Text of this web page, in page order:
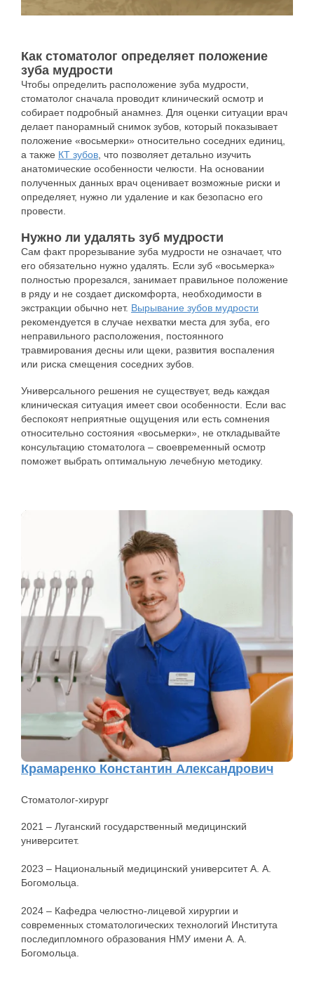
Как стоматолог определяет положение
зуба мудрости
Чтобы определить расположение зуба мудрости,
стоматолог сначала проводит клинический осмотр и
собирает подробный анамнез. Для оценки ситуации врач
делает панорамный снимок зубов, который показывает
положение «восьмерки» относительно соседних единиц,
а также КТ зубов , что позволяет детально изучить
анатомические особенности челюсти. На основании
полученных данных врач оценивает возможные риски и
определяет, нужно ли удаление и как безопасно его
провести.
Нужно ли удалять зуб мудрости
Сам факт прорезывание зуба мудрости не означает, что
его обязательно нужно удалять. Если зуб «восьмерка»
полностью прорезался, занимает правильное положение
в ряду и не создает дискомфорта, необходимости в
экстракции обычно нет. Вырывание зубов мудрости
рекомендуется в случае нехватки места для зуба, его
неправильного расположения, постоянного
травмирования десны или щеки, развития воспаления
или риска смещения соседних зубов.
Универсального решения не существует, ведь каждая
клиническая ситуация имеет свои особенности. Если вас
беспокоят неприятные ощущения или есть сомнения
относительно состояния «восьмерки», не откладывайте
консультацию стоматолога – своевременный осмотр
поможет выбрать оптимальную лечебную методику.
Крамаренко Константин Александрович
Стоматолог-хирург
2021 – Луганский государственный медицинский
университет.
2023 – Национальный медицинский университет А. А.
Богомольца.
2024 – Кафедра челюстно-лицевой хирургии и
современных стоматологических технологий Института
последипломного образования НМУ имени А. А.
Богомольца.